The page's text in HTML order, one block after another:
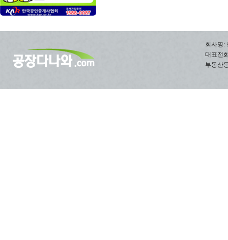
회사명:
대표전
부동산